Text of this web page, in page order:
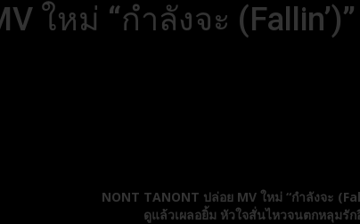
ใหม่ “กำลังจะ
NONT TANONT ปล่อย MV ใหม่ “กำลังจะ
ดูแล้วเผลอยิ้ม หัวใจสั่นไหวจนตกหลุมรัก